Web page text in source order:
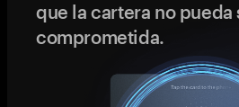
que la cartera no pueda
comprometida.